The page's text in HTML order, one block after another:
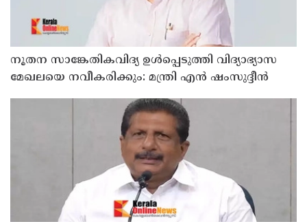
നൂതന സാങ്കേതികവിദ്യ ഉള്‍പ്പെടുത്തി വിദ്യാഭ്യാസ
മേഖലയെ നവീകരിക്കും: മന്ത്രി എന്‍ ഷംസുദ്ദീന്‍